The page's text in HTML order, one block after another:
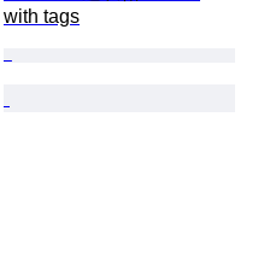
with tags